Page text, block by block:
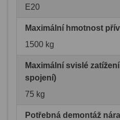
E20
Maximální hmotnost
1500 kg
Maximální svislé
spojení)
75 kg
Potřebná demontáž